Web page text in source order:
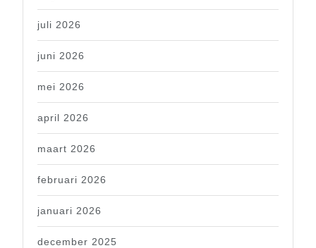
juli 2026
juni 2026
mei 2026
april 2026
maart 2026
februari 2026
januari 2026
december 2025